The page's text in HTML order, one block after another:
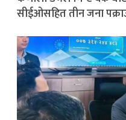
सीईओसहित तीन जना